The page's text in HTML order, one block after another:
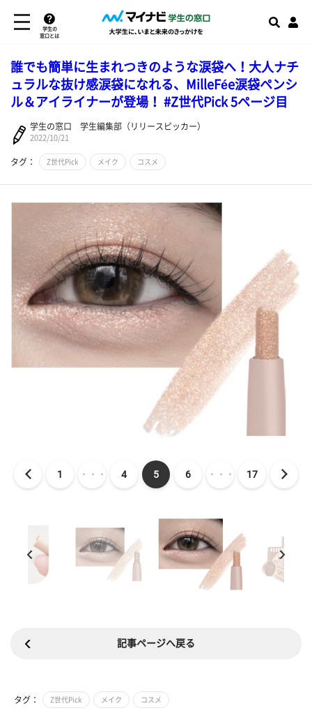
学生の
窓口とは
誰でも簡単に生まれつきのような涙袋へ！大人ナチ
ュラルな抜け感涙袋になれる、MilleFée涙袋ペンシ
ル＆アイライナーが登場！ #Z世代Pick 5ページ目
学生の窓口 学生編集部（リリースピッカー）
2022/10/21
タグ： Z世代Pick メイク コスメ
1 ・・・ 4 5 6 ・・・ 17
記事ページへ戻る
タグ： Z世代Pick メイク コスメ